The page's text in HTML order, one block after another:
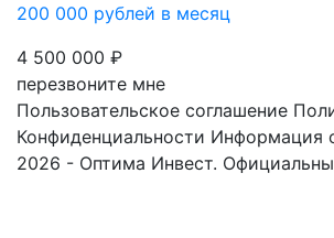
200 000 рублей в месяц
4 500 000 ₽
перезвоните мне
Пользовательское соглашение
Конфиденциальности Информация
2026 - Оптима Инвест.